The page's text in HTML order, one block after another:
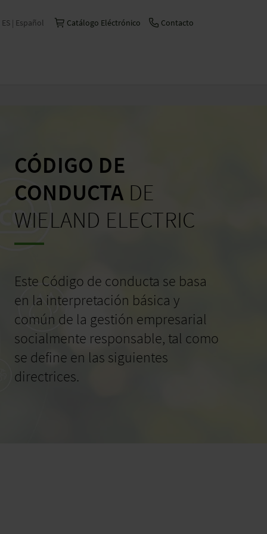
ES | Español
France | Français
Italia | Italiano
Schweiz | Deutsch
Suisse | Français
Catálogo Eléctrónico Contacto
CÓDIGO DE
CONDUCTA DE
WIELAND ELECTRIC
Este Código de conducta se basa
en la interpretación básica y
común de la gestión empresarial
socialmente responsable, tal como
se define en las siguientes
directrices.